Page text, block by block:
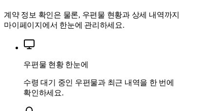
계약 정보 확인은 물론, 우편물 현황과 상세 내역까지
마이페이지에서 한눈에 관리하세요.
우편물 현황 한눈에
수령 대기 중인 우편물과 최근 내역을 한 번에
확인하세요.